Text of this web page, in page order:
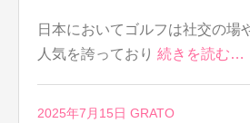
日本においてゴルフは社交の場
人気を誇っており 続きを読む…
2025年7月15日 GRATO